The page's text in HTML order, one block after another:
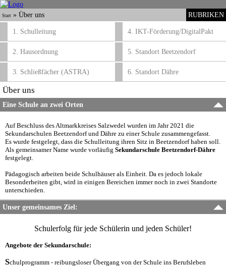
RUBRIKEN
Start » Über uns
1. Schulleitung
2. Hausordnung
3. Schließfächer (ASTRA)
4. IKT-Förderung/DigitalPakt
5. Standort Beetzendorf
6. Standort Dähre
Über uns
Eine Schule an zwei Orten
Auf Beschluss des Altmarkkreises Salzwedel wurden im Jahr 2021 die
Sekundarschulen Beetzendorf und Dähre zu einer Schule zusammengefasst.
Es wurde festgelegt, dass die Schulleitung ihren Sitz in Beetzendorf haben soll.
Als gemeinsamer Name wurde vorläufig Sekundarschule Beetzendorf-Dähre
festgelegt.
Pädagogisch arbeiten beide Schulhäuser als Einheit. Da es jedoch lokale
Besonderheiten gibt, wird in einigen Bereichen immer noch in zwei Standorte
unterschieden.
Unser gemeinsames Ziel:
Schulerfolg für jede Schülerin und jeden Schüler!
Angebote der Sekundarschule:
Schulprogramm - reibungsloser Übergang von der Schule ins Berufsleben